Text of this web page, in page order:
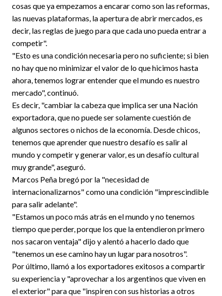
cosas que ya empezamos a encarar como son las reformas,
las nuevas plataformas, la apertura de abrir mercados, es
decir, las reglas de juego para que cada uno pueda entrar a
competir".
"Esto es una condición necesaria pero no suficiente; si bien
no hay que no minimizar el valor de lo que hicimos hasta
ahora, tenemos lograr entender que el mundo es nuestro
mercado", continuó.
Es decir, "cambiar la cabeza que implica ser una Nación
exportadora, que no puede ser solamente cuestión de
algunos sectores o nichos de la economía. Desde chicos,
tenemos que aprender que nuestro desafío es salir al
mundo y competir y generar valor, es un desafío cultural
muy grande", aseguró.
Marcos Peña bregó por la "necesidad de
internacionalizarnos" como una condición "imprescindible
para salir adelante".
"Estamos un poco más atrás en el mundo y no tenemos
tiempo que perder, porque los que la entendieron primero
nos sacaron ventaja" dijo y alentó a hacerlo dado que
"tenemos un ese camino hay un lugar para nosotros".
Por último, llamó a los exportadores exitosos a compartir
su experiencia y "aprovechar a los argentinos que viven en
el exterior" para que "inspiren con sus historias a otros